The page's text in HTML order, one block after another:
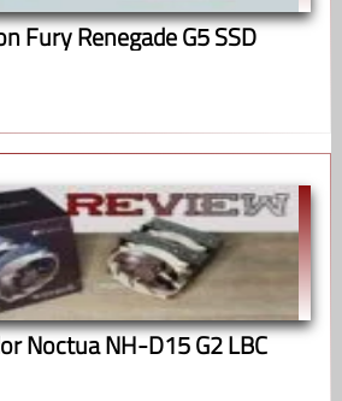
Fury Renegade G5 SSD
Noctua NH-D15 G2 LBC